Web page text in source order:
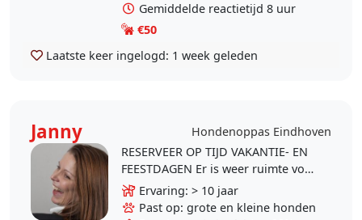
Gemiddelde reactietijd 8 uur
€50
Laatste keer ingelogd: 1 week geleden
Janny Hondenoppas Eindhoven
RESERVEER OP TIJD VAKANTIE- EN
FEESTDAGEN Er is weer ruimte voor
dag- of vakantieopvang. Op dit
moment heb ik 2 doberdames en 1
Ervaring: > 10 jaar
Past op: grote en kleine honden